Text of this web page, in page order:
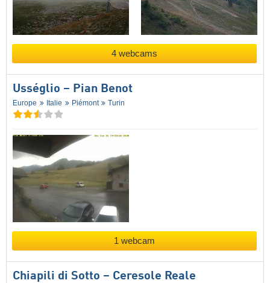
4 webcams
Usséglio – Pian Benot
Europe Italie Piémont Turin
1 webcam
Chiapili di Sotto – Ceresole Reale